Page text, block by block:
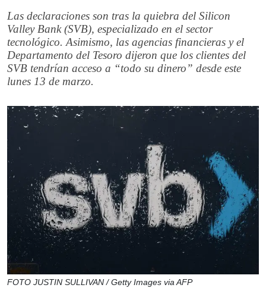
Las declaraciones son tras la quiebra del Silicon
Valley Bank (SVB), especializado en el sector
tecnológico. Asimismo, las agencias financieras y el
Departamento del Tesoro dijeron que los clientes del
SVB tendrían acceso a “todo su dinero” desde este
lunes 13 de marzo.
FOTO JUSTIN SULLIVAN / Getty Images via AFP